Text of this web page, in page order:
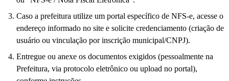
Caso a prefeitura utilize um portal específico de NFS-e, acesse o
endereço informado no site e solicite credenciamento (criação de
usuário ou vinculação por inscrição municipal/CNPJ).
Entregue ou anexe os documentos exigidos (pessoalmente na
Prefeitura, via protocolo eletrônico ou upload no portal),